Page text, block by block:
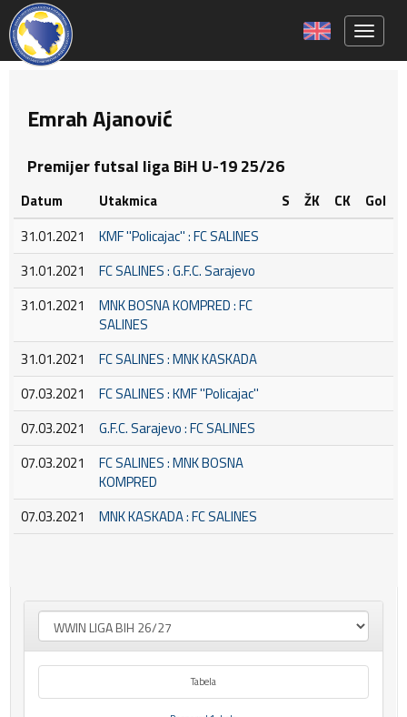
Emrah Ajanović
Premijer futsal liga BiH U-19 25/26
Datum Utakmica S ŽK CK
Gol
31.01.2021
KMF ''Policajac'' : FC SALINES
31.01.2021
FC SALINES : G.F.C. Sarajevo
31.01.2021
MNK BOSNA KOMPRED : FC
SALINES
31.01.2021
FC SALINES : MNK KASKADA
07.03.2021
FC SALINES : KMF ''Policajac''
07.03.2021
G.F.C. Sarajevo : FC SALINES
07.03.2021
FC SALINES : MNK BOSNA
KOMPRED
07.03.2021
MNK KASKADA : FC SALINES
Tabela